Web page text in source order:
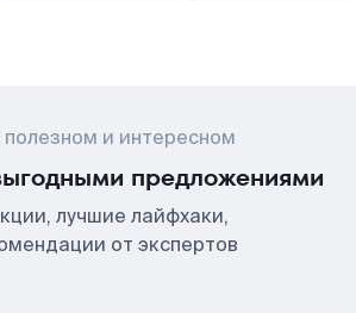
и интересном
предложениями
лучшие лайфхаки,
от экспертов